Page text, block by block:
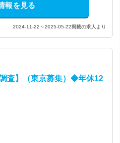
報を見る
2024-11-22～2025-05-22掲載の求人より
査】（東京募集）◆年休12